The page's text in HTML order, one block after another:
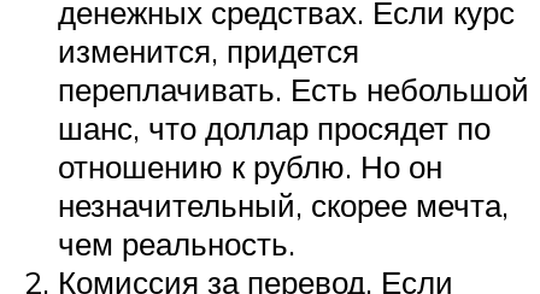
денежных средствах. Если курс
изменится, придется
переплачивать. Есть небольшой
шанс, что доллар просядет по
отношению к рублю. Но он
незначительный, скорее мечта,
чем реальность.
Комиссия за перевод. Если